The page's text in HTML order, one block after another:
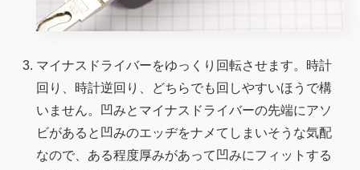
マイナスドライバーをゆっくり回転させます。時計
回り、時計逆回り、どちらでも回しやすいほうで構
いません。凹みとマイナスドライバーの先端にアソ
ビがあると凹みのエッヂをナメてしまいそうな気配
なので、ある程度厚みがあって凹みにフィットする